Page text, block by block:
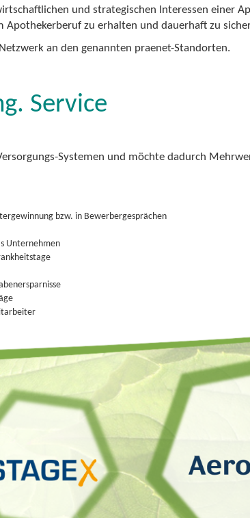
und strategischen Interessen einer
zu erhalten und dauerhaft zu
an den genannten praenet-Standorten.
Service
Systemen und möchte dadurch
bzw. in Bewerbergesprächen
Unternehmen